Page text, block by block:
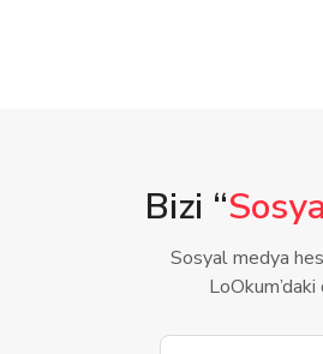
Bizi “
Sosyal medya